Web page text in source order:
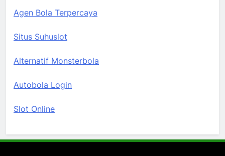
Agen Bola Terpercaya
Situs Suhuslot
Alternatif Monsterbola
Autobola Login
Slot Online